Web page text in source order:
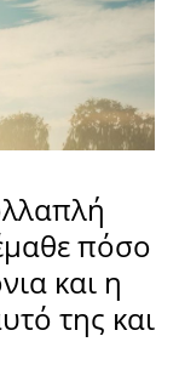
πόσο
και η
της και